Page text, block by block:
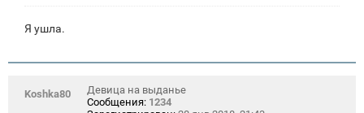
Я ушла.
Koshka80
Девица на выданье
Сообщения: 1234